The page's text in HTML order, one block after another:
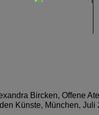
Bircken, Offene
Künste, München, Juli